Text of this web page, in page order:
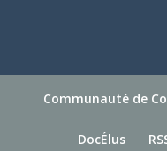
Communauté de
DocÉlus